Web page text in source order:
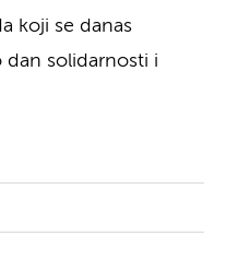
koji se danas
dan solidarnosti i